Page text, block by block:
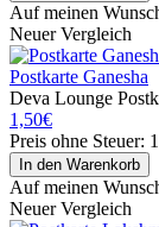
Auf meinen
Neuer Vergleich
Postkarte Ganesha
Deva Lounge
1,50€
Preis ohne Steuer:
Auf meinen
Neuer Vergleich